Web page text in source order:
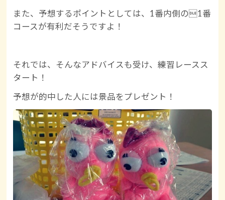
また、予想するポイントとしては、1番内側の1番
コースが有利だそうですよ！
それでは、そんなアドバイスも受け、練習レースス
タート！
予想が的中した人には景品をプレゼント！